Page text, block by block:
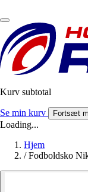
Kurv subtotal
Se min kurv Fortsæt
Loading...
Hjem
/ Fodboldsko